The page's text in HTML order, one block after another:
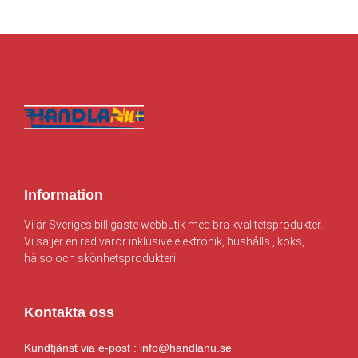
Information
Vi är Sveriges billigaste webbutik med bra kvalitetsprodukter.
Vi säljer en rad varor inklusive elektronik, hushålls , köks,
hälso och skönhetsprodukteri.
Kontakta oss
Kundtjänst via e-post : info@handlanu.se